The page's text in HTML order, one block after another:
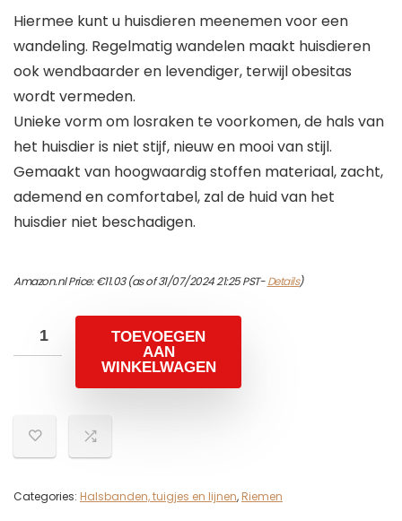
Hiermee kunt u huisdieren meenemen voor een
wandeling. Regelmatig wandelen maakt huisdieren
ook wendbaarder en levendiger, terwijl obesitas
wordt vermeden.
Unieke vorm om losraken te voorkomen, de hals van
het huisdier is niet stijf, nieuw en mooi van stijl.
Gemaakt van hoogwaardig stoffen materiaal, zacht,
ademend en comfortabel, zal de huid van het
huisdier niet beschadigen.
Amazon.nl Price:€11.03(as of 31/07/2024 21:25 PST-Details)
TOEVOEGEN
AAN
WINKELWAGEN
Categories: Halsbanden, tuigjes en lijnen, Riemen